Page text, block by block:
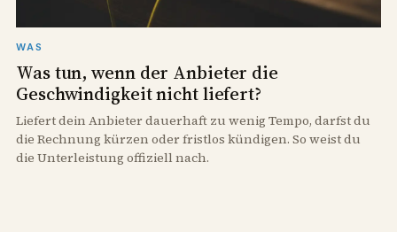
WAS
Was tun, wenn der Anbieter die
Geschwindigkeit nicht liefert?
Liefert dein Anbieter dauerhaft zu wenig Tempo, darfst du
die Rechnung kürzen oder fristlos kündigen. So weist du
die Unterleistung offiziell nach.